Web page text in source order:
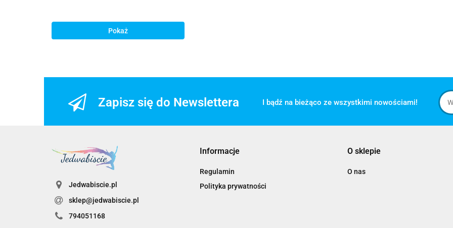
Pokaż
Zapisz się do Newslettera I bądź na bieżąco ze wszystkimi nowościami!
Jedwabiscie.pl
sklep@jedwabiscie.pl
794051168
Informacje
Regulamin
Polityka prywatności
O sklepie
O nas